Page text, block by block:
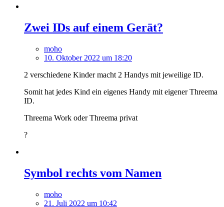
Zwei IDs auf einem Gerät?
moho
10. Oktober 2022 um 18:20
2 verschiedene Kinder macht 2 Handys mit jeweilige ID.
Somit hat jedes Kind ein eigenes Handy mit eigener Threema
ID.
Threema Work oder Threema privat
?
Symbol rechts vom Namen
moho
21. Juli 2022 um 10:42